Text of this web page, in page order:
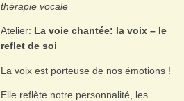
thérapie vocale
Atelier: La voie chantée: la voix – le
reflet de soi
La voix est porteuse de nos émotions !
Elle reflète notre personnalité, les